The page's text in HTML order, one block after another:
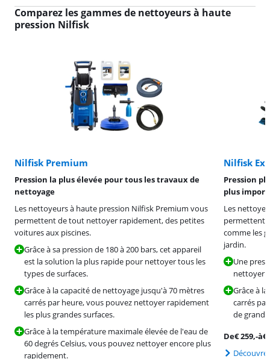
Comparez les gammes de nettoyeurs à haute
pression Nilfisk
Nilfisk Premium
Pression la plus élevée pour tous les travaux de
nettoyage
Les nettoyeurs à haute pression Nilfisk Premium vous
permettent de tout nettoyer rapidement, des petites
voitures aux piscines.
Grâce à sa pression de 180 à 200 bars, cet appareil
est la solution la plus rapide pour nettoyer tous les
types de surfaces.
Grâce à la capacité de nettoyage jusqu'à 70 mètres
carrés par heure, vous pouvez nettoyer rapidement
les plus grandes surfaces.
Grâce à la température maximale élevée de l'eau de
60 degrés Celsius, vous pouvez nettoyer encore plus
rapidement.
Nilfisk
Pression
plus
Les
permettent
comme les
jardin.
Une
nettoyer
Grâce à
carrés
de
De€259,-à€